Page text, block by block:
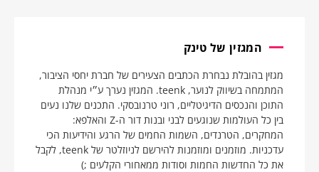
המגזין של טינק
מגזין בהובלת נבחרת הכתבים הצעירים של חברת יחסי הציבור,
המתמחה בשיווק לנוער, teenk. המגזין נערך ע״י מנהלת
התוכן והנכסים הדיגיטליים, רוני טרנובסקי. התכנים שלנו נעים
בין כל העולמות שנוגעים לבני ובנות דור ה-Z והאלפא:
המחקרים, הטרנדים, השמות החמים של הרגע והידיעות הכי
עדכניות. מוזמנים ומוזמנות להירשם לניוזלטר של teenk, לקבל
את כל החדשות החמות וסודות ממאחורי הקלעים ;)